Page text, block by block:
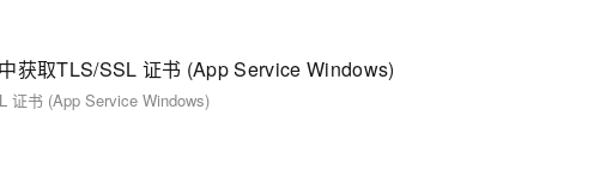
获取TLS/SSL 证书 (App Service Windows)
证书 (App Service Windows)